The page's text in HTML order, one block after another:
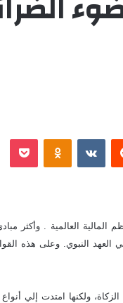
العالمية . وأكثر
العهد النبوي. وعلى هذه
ولكنها امتدت إلي